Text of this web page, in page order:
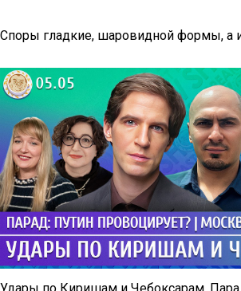
Споры гладкие, шаровидной формы, а